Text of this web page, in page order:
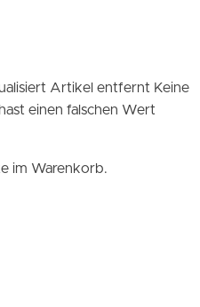
Artikel entfernt Keine
einen falschen Wert
im Warenkorb.